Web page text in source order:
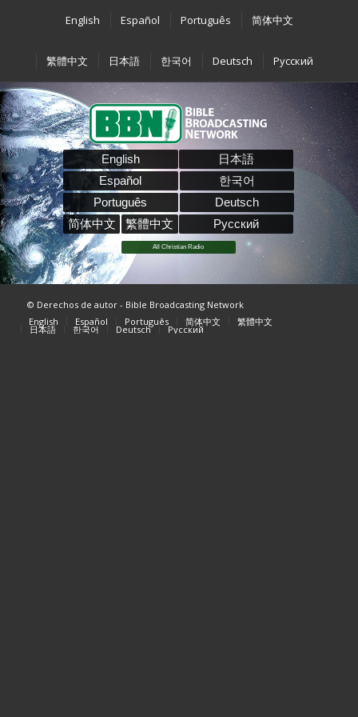
English Español Português 简体中文
繁體中文 日本語 한국어 Deutsch Pусский
English
Español
Português
简体中文
繁體中文
日本語
한국어
Deutsch
Pусский
All Christian Radio
© Derechos de autor - Bible Broadcasting Network
English
Español Português 简体中文 繁體中文
日本語 한국어 Deutsch Pусский